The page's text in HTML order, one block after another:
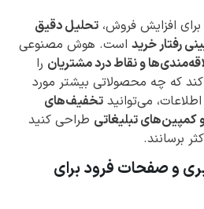
افزایش فروش، تحلیل دقیق
رفتار خرید است. هوش مصنوعی
و نقاط درد مشتریان را
که چه محصولاتی بیشتر مورد
می‌توانید تخفیف‌های
کمپین‌های تبلیغاتی طراحی کنید
برسانند.
و صفحات فرود برای